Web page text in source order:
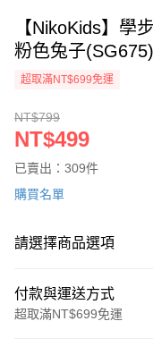
【NikoKids】學
粉色兔子(SG675)
超取滿NT$699免運
NT$799
NT$499
已賣出：309件
購買名單
請選擇商品選項
付款與運送方式
超取滿NT$699免運